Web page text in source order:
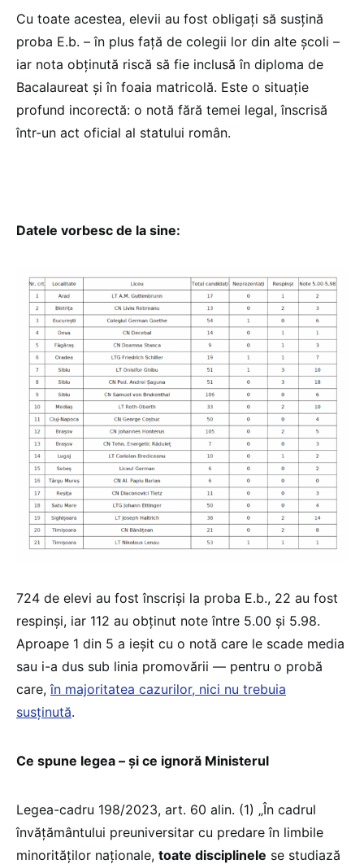
Cu toate acestea, elevii au fost obligați să susțină
proba E.b. – în plus față de colegii lor din alte școli –
iar nota obținută riscă să fie inclusă în diploma de
Bacalaureat și în foaia matricolă. Este o situație
profund incorectă: o notă fără temei legal, înscrisă
într-un act oficial al statului român.
Datele vorbesc de la sine:
724 de elevi au fost înscriși la proba E.b., 22 au fost
respinși, iar 112 au obținut note între 5.00 și 5.98.
Aproape 1 din 5 a ieșit cu o notă care le scade media
sau i-a dus sub linia promovării — pentru o probă
care,în majoritatea cazurilor, nici nu trebuia
susținută.
Ce spune legea – și ce ignoră Ministerul
Legea-cadru 198/2023, art. 60 alin. (1) „În cadrul
învățământului preuniversitar cu predare în limbile
minorităților naționale, toate disciplinele se studiază